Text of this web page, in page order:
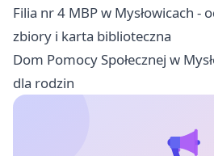
Filia nr 4 MBP w Mysłowicach -
zbiory i karta biblioteczna
Dom Pomocy Społecznej w
dla rodzin